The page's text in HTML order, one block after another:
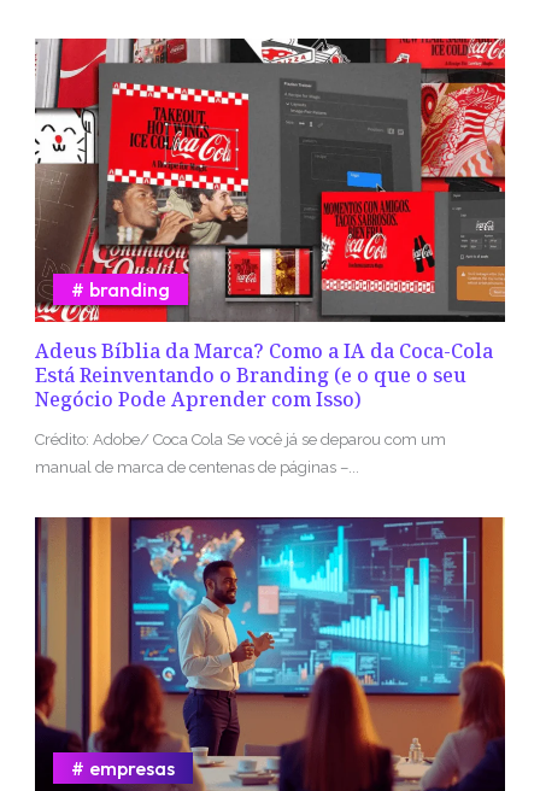
Adeus Bíblia da Marca? Como a IA da Coca-Cola
Está Reinventando o Branding (e o que o seu
Negócio Pode Aprender com Isso)
branding
Crédito: Adobe/ Coca Cola Se você já se deparou com um
manual de marca de centenas de páginas –...
empresas